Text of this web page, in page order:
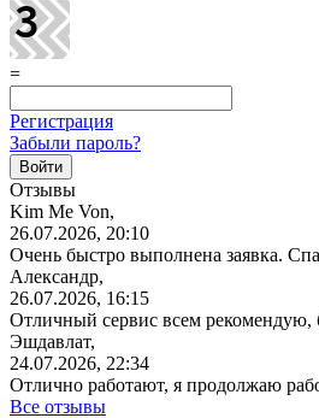
=
Регистрация
Забыли пароль?
Отзывы
Kim Me Von,
26.07.2026, 20:10
Очень быстро выполнена заявка.
Александр,
26.07.2026, 16:15
Отличный сервис всем рекомендую,
Эшдавлат,
24.07.2026, 22:34
Отлично работают, я продолжаю
Все отзывы